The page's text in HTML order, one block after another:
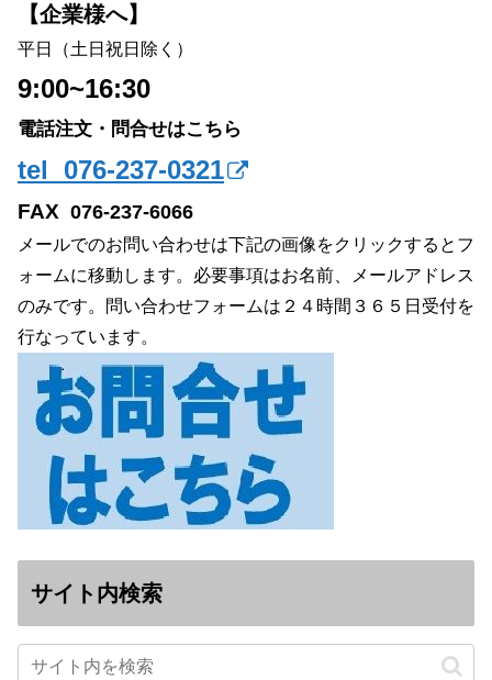
【企業様へ】
平日（土日祝日除く）
9:00~16:30
電話注文・問合せはこちら
tel 076-237-0321
FAX 076-237-6066
メールでのお問い合わせは下記の画像をクリックするとフ
ォームに移動します。必要事項はお名前、メールアドレス
のみです。問い合わせフォームは２４時間３６５日受付を
行なっています。
サイト内検索